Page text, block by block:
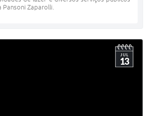
Pansoni Zaparolli.
JUL
13